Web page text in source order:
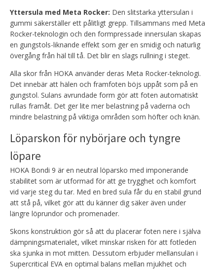
Yttersula med Meta Rocker: Den slitstarka yttersulan i
gummi säkerställer ett pålitligt grepp. Tillsammans med Meta
Rocker-teknologin och den formpressade innersulan skapas
en gungstols-liknande effekt som ger en smidig och naturlig
övergång från häl till tå. Det blir en slags rullning i steget.
Alla skor från HOKA använder deras Meta Rocker-teknologi.
Det innebär att hälen och framfoten böjs uppåt som på en
gungstol. Sulans avrundade form gör att foten automatiskt
rullas framåt. Det ger lite mer belastning på vaderna och
mindre belastning på viktiga områden som höfter och knän.
Löparskon för nybörjare och tyngre
löpare
HOKA Bondi 9 är en neutral löparsko med imponerande
stabilitet som är utformad för att ge trygghet och komfort
vid varje steg du tar. Med en bred sula får du en stabil grund
att stå på, vilket gör att du känner dig säker även under
längre löprundor och promenader.
Skons konstruktion gör så att du placerar foten nere i själva
dämpningsmaterialet, vilket minskar risken för att fotleden
ska sjunka in mot mitten. Dessutom erbjuder mellansulan i
Supercritical EVA en optimal balans mellan mjukhet och